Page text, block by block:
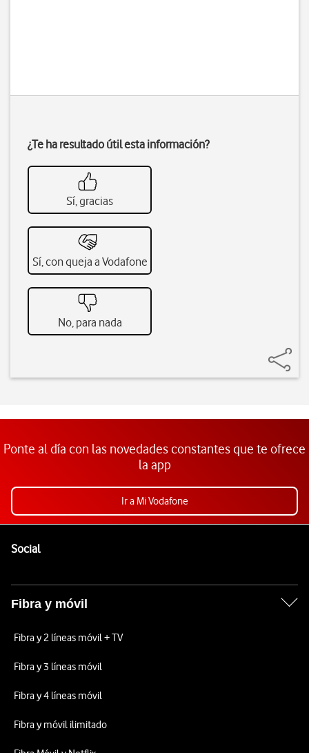
¿Te ha resultado útil esta información?
Sí, gracias
Sí, con queja a Vodafone
No, para nada
Ponte al día con las novedades constantes que te ofrece
la app
Ir a Mi Vodafone
SocialEnlaces a las redes sociales de Vodafone
Fibra y móvil
Fibra y 2 líneas móvil + TV
Fibra y 3 líneas móvil
Fibra y 4 líneas móvil
Fibra y móvil ilimitado